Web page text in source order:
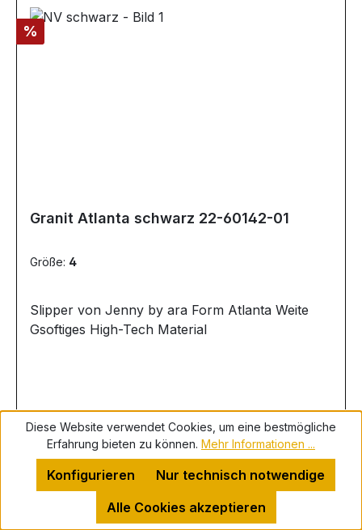
Rabatt
%
Granit Atlanta schwarz 22-60142-01
Größe: 4
Slipper von Jenny by ara Form Atlanta Weite
Gsoftiges High-Tech Material
Verkaufspreis:
19,95 € Regulärer Preis:
49,95 € (60.06% gespart)
Preise inkl. MwSt. zzgl. Versandkosten
Diese Website verwendet Cookies, um eine bestmögliche
Erfahrung bieten zu können. Mehr Informationen ...
Nur technisch notwendige
Konfigurieren
Alle Cookies akzeptieren